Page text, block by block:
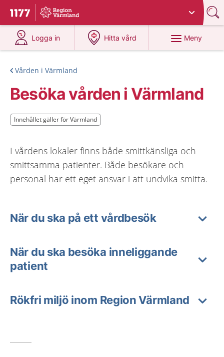
Till startsidan för 1177
Du har valt region
Logga in
på 1177.se
Hitta vård
på 1177.se
Meny
Vården i Värmland
Besöka vården i Värmland
Innehållet gäller för Värmland
Innehållet gäller för Värmland
I vårdens lokaler finns både smittkänsliga och
smittsamma patienter. Både besökare och
personal har ett eget ansvar i att undvika smitta.
När du ska på ett vårdbesök
När du ska besöka inneliggande
patient
Rökfri miljö inom Region Värmland